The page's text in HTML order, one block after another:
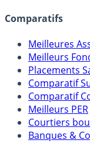
Comparatifs
Meilleures
Meilleurs
Placements
Comparatif
Comparatif
Meilleurs PER
Courtiers
Banques &